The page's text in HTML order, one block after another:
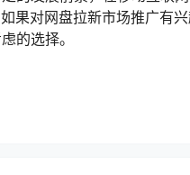
果对网盘拉新市场推广有
的选择。